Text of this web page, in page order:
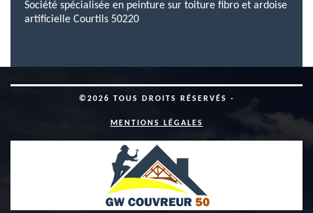
Société spécialisée en peinture sur toiture fibro et ardoise
artificielle Courtils 50220
©2026 TOUS DROITS RÉSERVÉS -
MENTIONS LÉGALES